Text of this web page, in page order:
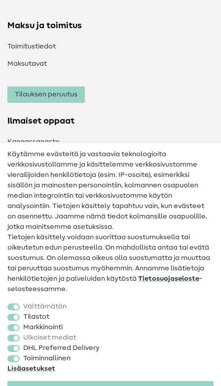
Maksu ja toimitus
Toimitustiedot
Maksutavat
Tilauksen peruutus
Ilmaiset oppaat
Kangassanasto
Ompelusanasto
Ompeluohjeet
Apua ja yhteystiedot
Yhteystiedot
Tietoa omistajanvaihdoksesta
Peruutusoikeus
Suosittu
Kankaat
Ompelutarvikkeet
Ale
Käytämme evästeitä ja vastaavia teknologioita
verkkosivustollamme ja käsittelemme verkkosivustomme
vierailijoiden henkilötietoja (esim. IP-osoite), esimerkiksi
sisällön ja mainosten personointiin, kolmannen osapuolen
median integrointiin tai verkkosivustomme käytön
analysointiin. Tietojen käsittely tapahtuu vain, kun evästeet
on asennettu. Jaamme nämä tiedot kolmansille osapuolille,
jotka mainitsemme asetuksissa.
Tietojen käsittely voidaan suorittaa suostumuksella tai
oikeutetun edun perusteella. On mahdollista antaa tai evätä
suostumus. On olemassa oikeus olla suostumatta ja muuttaa
tai peruuttaa suostumus myöhemmin. Annamme lisätietoja
henkilötietojen ja palveluiden käytöstä Tietosuojaseloste-
selosteessamme.
Välttämätön
Tilastot
Markkinointi
Ulkoiset mediat
DHL Preferred Delivery
Toiminnallinen
Lisäasetukset